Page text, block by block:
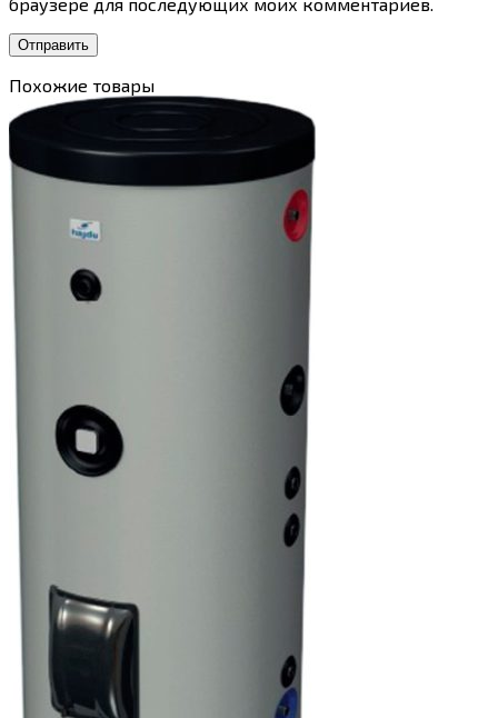
Похожие товары